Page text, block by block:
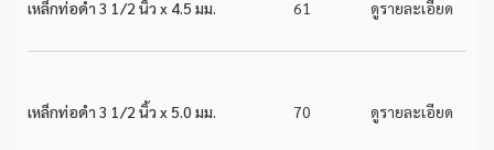
เหล็กท่อดำ 3 1/2 นิ้ว x 4.5 มม. 61 ดูรายละเอียด
เหล็กท่อดำ 3 1/2 นิ้ว x 5.0 มม. 70 ดูรายละเอียด